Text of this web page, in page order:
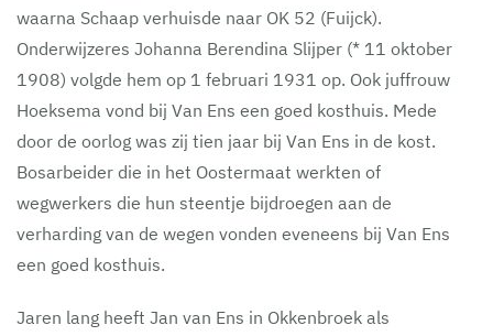
waarna Schaap verhuisde naar OK 52 (Fuijck).
Onderwijzeres Johanna Berendina Slijper (* 11 oktober
1908) volgde hem op 1 februari 1931 op. Ook juffrouw
Hoeksema vond bij Van Ens een goed kosthuis. Mede
door de oorlog was zij tien jaar bij Van Ens in de kost.
Bosarbeider die in het Oostermaat werkten of
wegwerkers die hun steentje bijdroegen aan de
verharding van de wegen vonden eveneens bij Van Ens
een goed kosthuis.
Jaren lang heeft Jan van Ens in Okkenbroek als